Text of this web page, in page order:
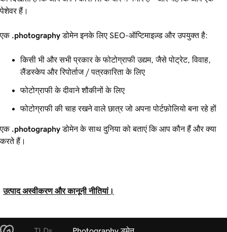
पेशेवर हैं।
एक .photographyडोमेन इनके लिए SEO-ऑप्टिमाइज़्ड और उपयुक्त है:
किसी भी और सभी प्रकार के फोटोग्राफी उद्यम, जैसे पोट्रेट, विवाह,
लैंडस्केप और रिपोर्ताज / पत्रकारिता के लिए
फोटोग्राफी के दीवाने शौकीनों के लिए
फोटोग्राफी की चाह रखने वाले छात्र जो अपना पोर्टफ़ोलियो बना रहे हों
एक .photographyडोमेन के साथ दुनिया को बताएं कि आप कौन हैं और क्या
करते हैं।
उत्पाद अस्वीकरण और कानूनी नीतियां।